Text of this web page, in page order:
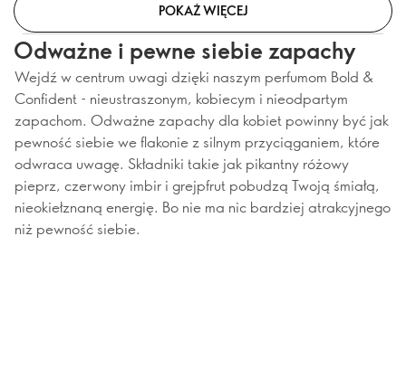
POKAŻ WIĘCEJ
Odważne i pewne siebie zapachy
Wejdź w centrum uwagi dzięki naszym perfumom Bold &
Confident - nieustraszonym, kobiecym i nieodpartym
zapachom. Odważne zapachy dla kobiet powinny być jak
pewność siebie we flakonie z silnym przyciąganiem, które
odwraca uwagę. Składniki takie jak pikantny różowy
pieprz, czerwony imbir i grejpfrut pobudzą Twoją śmiałą,
nieokiełznaną energię. Bo nie ma nic bardziej atrakcyjnego
niż pewność siebie.